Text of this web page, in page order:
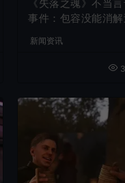
《失落之魂》不当
事件：包容没能消
新闻资讯